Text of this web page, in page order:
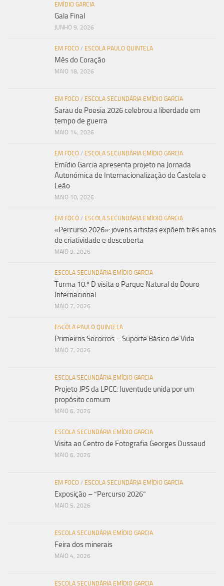
EMÍDIO GARCIA
Gala Final
JUNHO 9, 2026
EM FOCO / ESCOLA PAULO QUINTELA
Mês do Coração
MAIO 18, 2026
EM FOCO / ESCOLA SECUNDÁRIA EMÍDIO GARCIA
Sarau de Poesia 2026 celebrou a liberdade em
tempo de guerra
MAIO 14, 2026
EM FOCO / ESCOLA SECUNDÁRIA EMÍDIO GARCIA
Emídio Garcia apresenta projeto na Jornada
Autonómica de Internacionalização de Castela e
Leão
MAIO 10, 2026
EM FOCO / ESCOLA SECUNDÁRIA EMÍDIO GARCIA
«Percurso 2026»: jovens artistas expõem três anos
de criatividade e descoberta
MAIO 9, 2026
ESCOLA SECUNDÁRIA EMÍDIO GARCIA
Turma 10.º D visita o Parque Natural do Douro
Internacional
MAIO 7, 2026
ESCOLA PAULO QUINTELA
Primeiros Socorros – Suporte Básico de Vida
MAIO 7, 2026
ESCOLA SECUNDÁRIA EMÍDIO GARCIA
Projeto JPS da LPCC: Juventude unida por um
propósito comum
MAIO 6, 2026
ESCOLA SECUNDÁRIA EMÍDIO GARCIA
Visita ao Centro de Fotografia Georges Dussaud
MAIO 6, 2026
EM FOCO / ESCOLA SECUNDÁRIA EMÍDIO GARCIA
Exposição – “Percurso 2026”
MAIO 5, 2026
ESCOLA SECUNDÁRIA EMÍDIO GARCIA
Feira dos minerais
MAIO 4, 2026
ESCOLA SECUNDÁRIA EMÍDIO GARCIA